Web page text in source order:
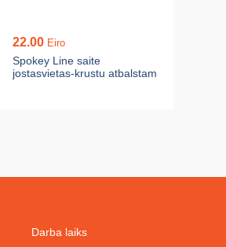
22.00 Eiro
Spokey Line saite
jostasvietas-krustu atbalstam
Darba laiks